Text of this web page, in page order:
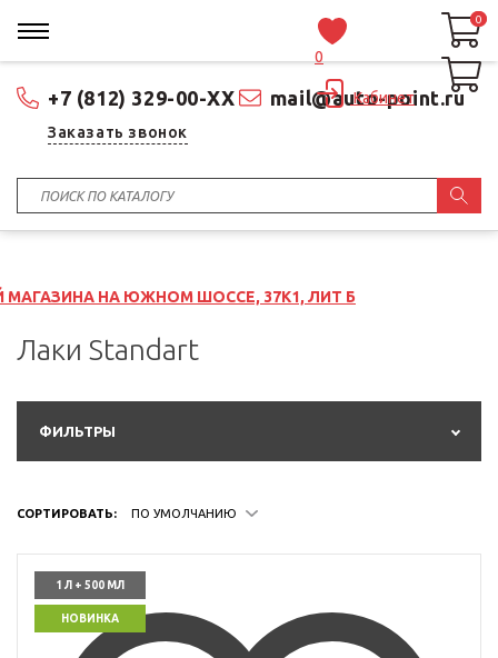
+7 (812) 329-00-XX mail@auto-point.ru
Заказать звонок
0
Кабинет
0
0
ЮЖНОМ ШОССЕ, 37К1, ЛИТ Б
Лаки Standart
ФИЛЬТРЫ
СОРТИРОВАТЬ: ПО УМОЛЧАНИЮ
1 Л + 500 МЛ
НОВИНКА